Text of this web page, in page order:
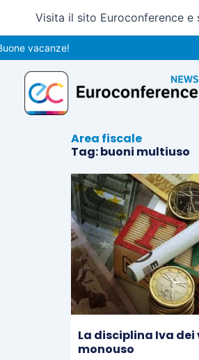
contenuto
Visita il sito Euroconference
vacanze!
Area fiscale
Tag: buoni multiuso
La disciplina Iva
monouso